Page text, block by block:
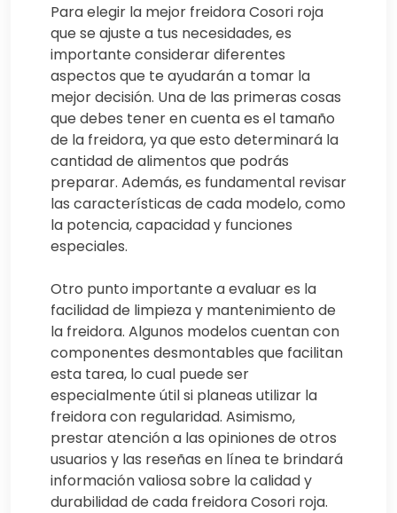
Para elegir la mejor freidora Cosori roja
que se ajuste a tus necesidades, es
importante considerar diferentes
aspectos que te ayudarán a tomar la
mejor decisión. Una de las primeras cosas
que debes tener en cuenta es el tamaño
de la freidora, ya que esto determinará la
cantidad de alimentos que podrás
preparar. Además, es fundamental revisar
las características de cada modelo, como
la potencia, capacidad y funciones
especiales.
Otro punto importante a evaluar es la
facilidad de limpieza y mantenimiento de
la freidora. Algunos modelos cuentan con
componentes desmontables que facilitan
esta tarea, lo cual puede ser
especialmente útil si planeas utilizar la
freidora con regularidad. Asimismo,
prestar atención a las opiniones de otros
usuarios y las reseñas en línea te brindará
información valiosa sobre la calidad y
durabilidad de cada freidora Cosori roja.